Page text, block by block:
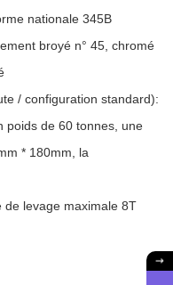
nationale 345B
broyé n° 45, chromé
/ configuration standard):
poids de 60 tonnes, une
* 180mm, la
de levage maximale 8T